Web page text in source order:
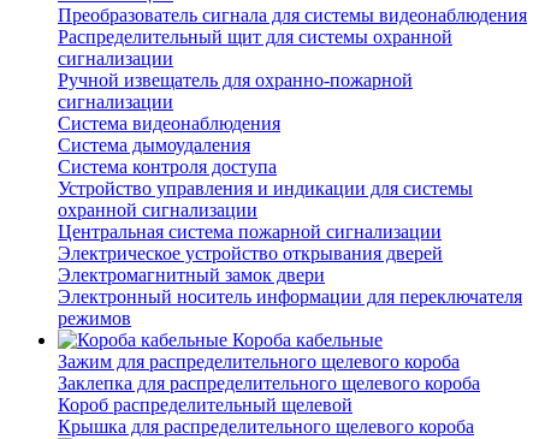
Преобразователь сигнала для системы видеонаблюдения
Распределительный щит для системы охранной
сигнализации
Ручной извещатель для охранно-пожарной
сигнализации
Система видеонаблюдения
Система дымоудаления
Система контроля доступа
Устройство управления и индикации для системы
охранной сигнализации
Центральная система пожарной сигнализации
Электрическое устройство открывания дверей
Электромагнитный замок двери
Электронный носитель информации для переключателя
режимов
Короба кабельные
Зажим для распределительного щелевого короба
Заклепка для распределительного щелевого короба
Короб распределительный щелевой
Крышка для распределительного щелевого короба